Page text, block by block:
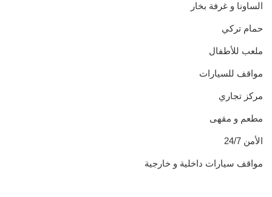
الساونا و غرفة بخار
حمام تركي
ملعب للأطفال
مواقف للسيارات
مركز تجاري
مطعم و مقهى
الأمن 24/7
مواقف سيارات داخلية و خارجية